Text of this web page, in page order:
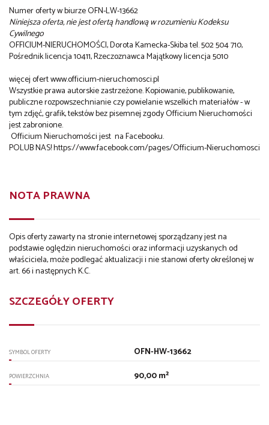
Numer oferty w biurze OFN-LW-13662
Niniejsza oferta, nie jest ofertą handlową w rozumieniu Kodeksu
Cywilnego
OFFICIUM-NIERUCHOMOŚCI, Dorota Kamecka-Skiba tel. 502 504 710,
Pośrednik licencja 10411, Rzeczoznawca Majątkowy licencja 5010
więcej ofert www.officium-nieruchomosci.pl
Wszystkie prawa autorskie zastrzeżone. Kopiowanie, publikowanie,
publiczne rozpowszechnianie czy powielanie wszelkich materiałów - w
tym zdjęć, grafik, tekstów bez pisemnej zgody Officium Nieruchomości
jest zabronione.
Officium Nieruchomości jest na Facebooku.
POLUB NAS!https://www.facebook.com/pages/Officium-Nieruchomosci
NOTA PRAWNA
Opis oferty zawarty na stronie internetowej sporządzany jest na
podstawie oględzin nieruchomości oraz informacji uzyskanych od
właściciela, może podlegać aktualizacji i nie stanowi oferty określonej w
art. 66 i następnych K.C.
SZCZEGÓŁY OFERTY
SYMBOL OFERTY OFN-HW-13662
POWIERZCHNIA 90,00 m²